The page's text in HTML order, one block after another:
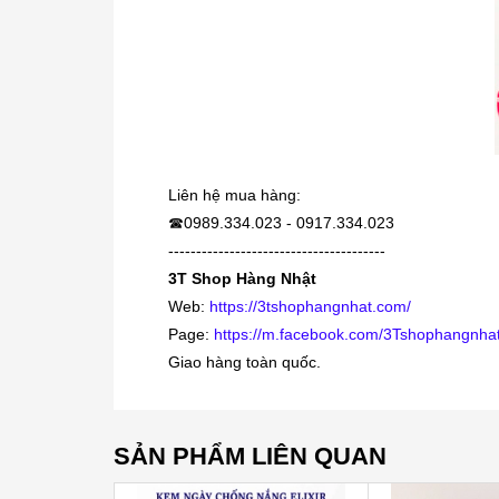
Liên hệ mua hàng:
☎0989.334.023 - 0917.334.023
---------------------------------------
3T Shop Hàng Nhật
Web: https://3tshophangnhat.com/
Page: https://m.facebook.com/
Giao hàng toàn quốc.
SẢN PHẨM LIÊN QUAN